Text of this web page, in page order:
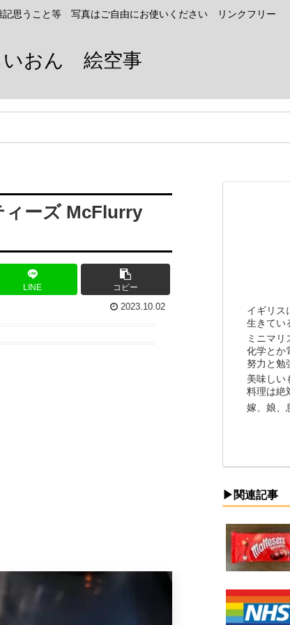
記思うこと等 写真はご自由にお使いください リンクフリー
いおん 絵空事
ーズ McFlurry
LINE コピー
2023.10.02
イギリス
生きてい
ミニマリ
化学とか
努力と勉
美味しい
料理は絶
嫁、娘、
▶関連記事